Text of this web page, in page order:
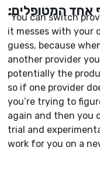
אחד המטופלים:
“You can switch
it messes with your
guess, because
another provider
potentially the
so if one provider
you’re trying to
again and then you
trial and
work for you on a